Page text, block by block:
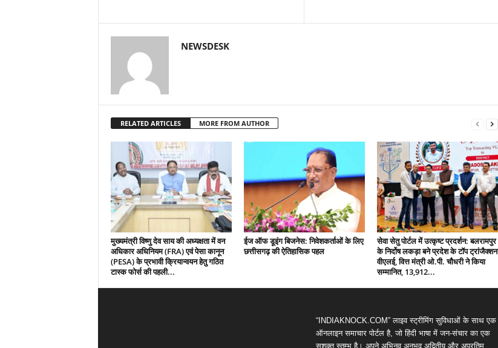
NEWSDESK
RELATED ARTICLES MORE FROM AUTHOR
मुख्यमंत्री विष्णु देव साय की अध्यक्षता में वन
अधिकार अधिनियम (FRA) एवं पेसा कानून
(PESA) के प्रभावी क्रियान्वयन हेतु गठित
टास्क फोर्स की पहली...
ईज ऑफ डूइंग बिजनेस: निवेशकर्ताओं के लिए
छत्तीसगढ़ की ऐतिहासिक पहल
सेवा सेतु पोर्टल में उत्कृष्ट प्रदर्शन: बलरामपुर
के निर्दोष लकड़ा बने प्रदेश के टॉप ट्रांजैक्शन
वीएलई, वित्त मंत्री ओ.पी. चौधरी ने किया
सम्मानित, 13,912...
“INDIAKNOCK.COM” लाइव स्ट्रीमिंग सुविधाओं के साथ एक
ऑनलाइन समाचार पोर्टल है, जो हिंदी भाषा में जन-संचार का एक
सशक्त स्तम्भ है। अपने अभिनव,अनुभव,अद्वितीय और अप्रतिम